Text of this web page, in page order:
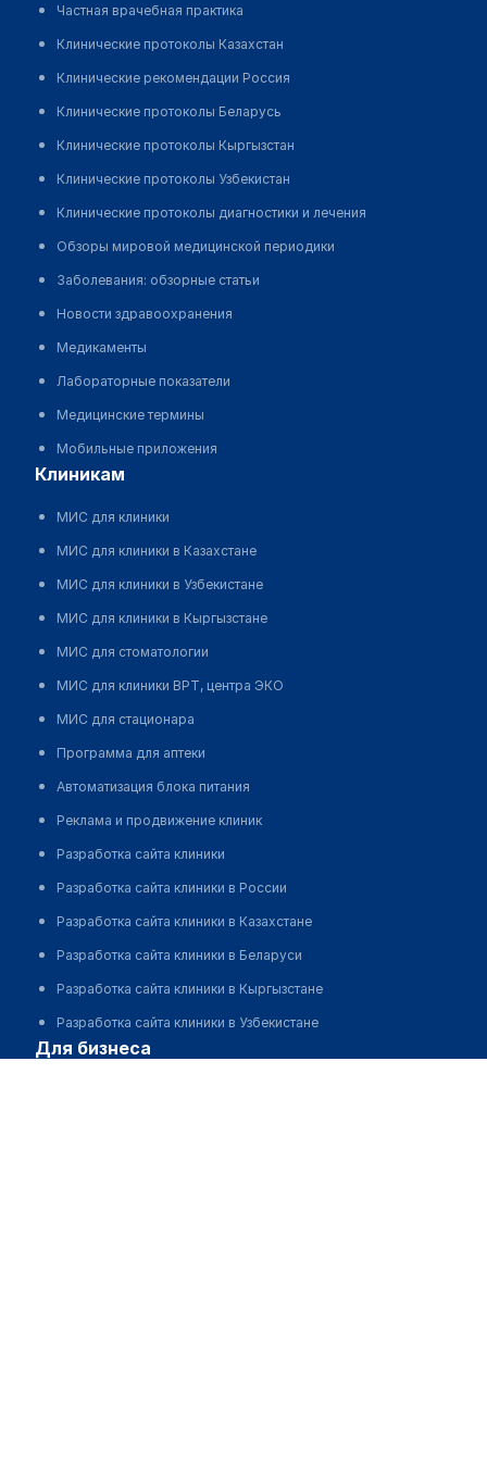
Частная врачебная практика
Клинические протоколы Казахстан
Клинические рекомендации Россия
Клинические протоколы Беларусь
Клинические протоколы Кыргызстан
Клинические протоколы Узбекистан
Клинические протоколы диагностики и лечения
Обзоры мировой медицинской периодики
Заболевания: обзорные статьи
Новости здравоохранения
Медикаменты
Лабораторные показатели
Медицинские термины
Мобильные приложения
клиникам
МИС для клиники
МИС для клиники в Казахстане
МИС для клиники в Узбекистане
МИС для клиники в Кыргызстане
МИС для стоматологии
МИС для клиники ВРТ, центра ЭКО
МИС для стационара
Программа для аптеки
Автоматизация блока питания
Реклама и продвижение клиник
Разработка сайта клиники
Разработка сайта клиники в России
Разработка сайта клиники в Казахстане
Разработка сайта клиники в Беларуси
Разработка сайта клиники в Кыргызстане
Разработка сайта клиники в Узбекистане
для бизнеса